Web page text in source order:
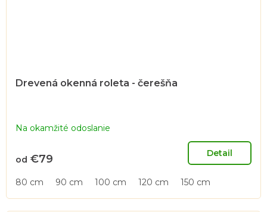
Drevená okenná roleta - čerešňa
Na okamžité odoslanie
od €79 Detail
80 cm 90 cm 100 cm 120 cm 150 cm